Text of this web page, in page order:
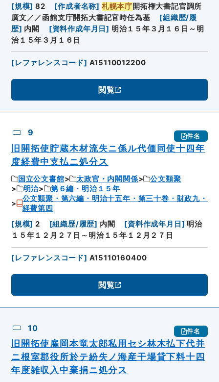
[規模] 82 [作成者名称] 札幌本庁開拓権大書記官調所
廣文／／函館支庁開拓大書記官時任為基
[組織歴/履
歴] 内閣 [資料作成年月日] 明治１５年３月１６日～明
治１５年３月１６日
[レファレンスコード] A15110012200
閲覧
9 件名
旧開拓使貯蔵木材流失ニ係ル代価同使十四年
度経費中支払ニ処分ス
国立公文書館 太政官・内閣関係
公文類聚
明治
第６編・明治１５年
公文類聚・第六編・明治十五年・第三十巻・財政九・
経費第四
[規模] 2 [組織歴/履歴] 内閣 [資料作成年月日 ] 明治
１５年１２月２７日～明治１５年１２月２７日
[レファレンスコード] A15110160400
閲覧
10 件名
旧開拓使雇岡本竜太郎私用セシ林木払下代并
ニ根室郡役所於テ紛失ノ海産干場貸下料十四
年度雑収入中棄捐ニ処分ス